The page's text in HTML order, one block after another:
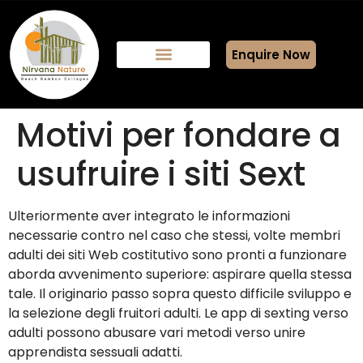
Enquire Now
Motivi per fondare a
usufruire i siti Sext
Ulteriormente aver integrato le informazioni
necessarie contro nel caso che stessi, volte membri
adulti dei siti Web costitutivo sono pronti a funzionare
aborda avvenimento superiore: aspirare quella stessa
tale. Il originario passo sopra questo difficile sviluppo e
la selezione degli fruitori adulti. Le app di sexting verso
adulti possono abusare vari metodi verso unire
apprendista sessuali adatti.